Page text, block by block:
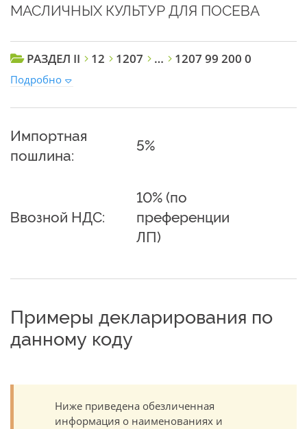
МАСЛИЧНЫХ КУЛЬТУР ДЛЯ ПОСЕВА
РАЗДЕЛ II 12 1207 … 1207 99 200 0
Подробно
Импортная
пошлина:
5%
Ввозной НДС:
10% (по
преференции
ЛП)
Примеры декларирования по
данному коду
Ниже приведена обезличенная
информация о наименованиях и